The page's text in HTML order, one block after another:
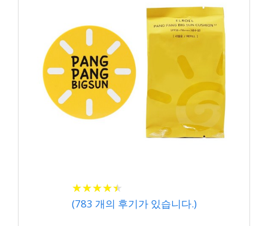
★★★★★
★★★★★
(783 개의 후기가 있습니다.)